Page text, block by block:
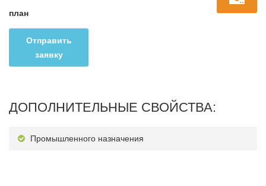
план
Отправить
заявку
ДОПОЛНИТЕЛЬНЫЕ СВОЙСТВА:
Промышленного назначения